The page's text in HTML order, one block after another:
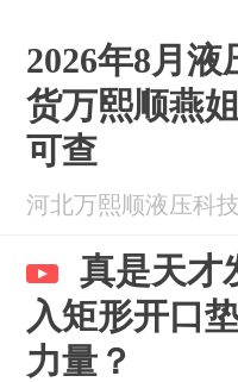
2026年8月
货万熙顺燕
可查
河北万熙顺液压科
真是天才
入矩形开口
力量？